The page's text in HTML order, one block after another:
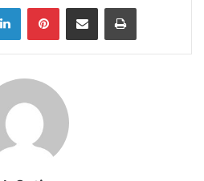
LinkedInPinterestShare via Email Print